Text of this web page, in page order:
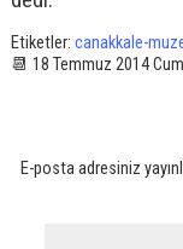
Etiketler: canakkale-
📆 18 Temmuz 2014
E-posta adresiniz